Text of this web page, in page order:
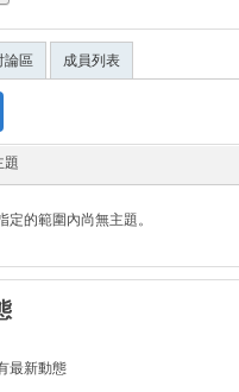
論區 成員列表
題
定的範圍內尚無主題。
最新動態